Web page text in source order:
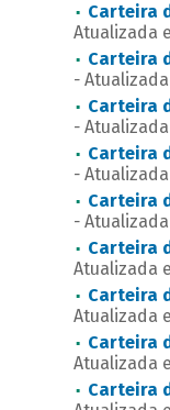
Carteira
Atualizada
Carteira
- Atualizada
Carteira
- Atualizada
Carteira
- Atualizada
Carteira
- Atualizada
Carteira
Atualizada
Carteira
Atualizada
Carteira
Atualizada
Carteira